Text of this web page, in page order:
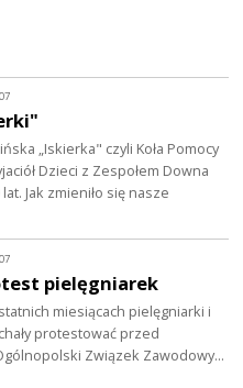
„Iskierka" czyli Koła Pomocy
Dzieci z Zespołem Downa
Jak zmieniło się nasze
pielęgniarek
miesiącach pielęgniarki i
protestować przed
Związek Zawodowy…